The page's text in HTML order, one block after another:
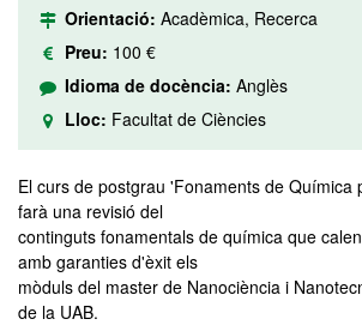
Orientació: Acadèmica, Recerca
Preu: 100 €
Idioma de docència: Anglès
Lloc: Facultat de Ciències
El curs de postgrau 'Fonaments de Química
farà una revisió del
continguts fonamentals de química que
amb garanties d'èxit els
mòduls del master de Nanociència i
de la UAB.